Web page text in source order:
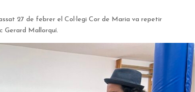
27 de febrer el Col·legi Cor de Maria va repetir
Gerard Mallorquí.